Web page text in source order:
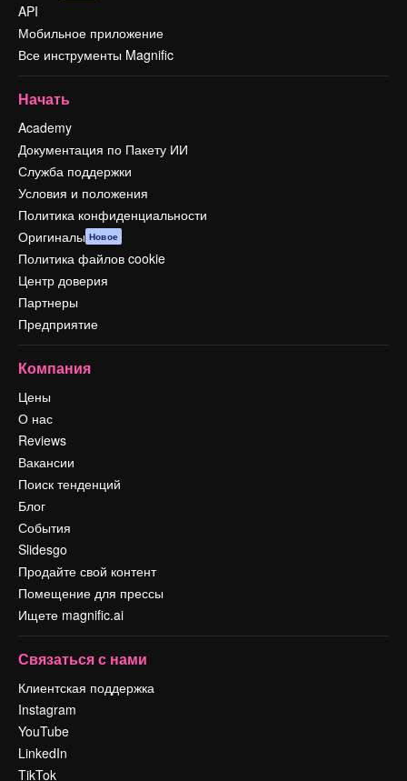
API
Мобильное приложение
Все инструменты Magnific
Начать
Academy
Документация по Пакету ИИ
Служба поддержки
Условия и положения
Политика конфиденциальности
Оригиналы Новое
Политика файлов cookie
Центр доверия
Партнеры
Предприятие
Компания
Цены
О нас
Reviews
Вакансии
Поиск тенденций
Блог
События
Slidesgo
Продайте свой контент
Помещение для прессы
Ищете magnific.ai
Связаться с нами
Клиентская поддержка
Instagram
YouTube
LinkedIn
TikTok